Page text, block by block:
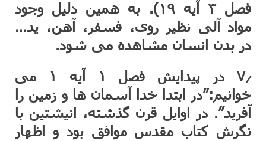
فصل ۳ آیه ۱۹). به همین دلیل وجود
مواد آلی نظیر روی، فسفر، آهن، ید…
در بدن انسان مشاهده می شود.
۷٫ در پیدایش فصل ۱ آیه ۱ می
خوانیم:”در ابتدا خدا آسمان ها و زمین را
آفرید”. در اوایل قرن گذشته، انیشتین با
نگرش کتاب مقدس موافق بود و اظهار